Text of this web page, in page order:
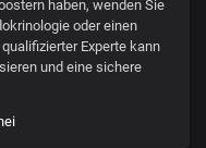
haben, wenden Sie
oder einen
Experte kann
und eine sichere